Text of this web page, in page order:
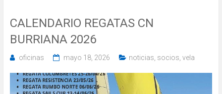
CALENDARIO REGATAS CN
BURRIANA 2026
oficinas mayo 18, 2026 noticias socios vela